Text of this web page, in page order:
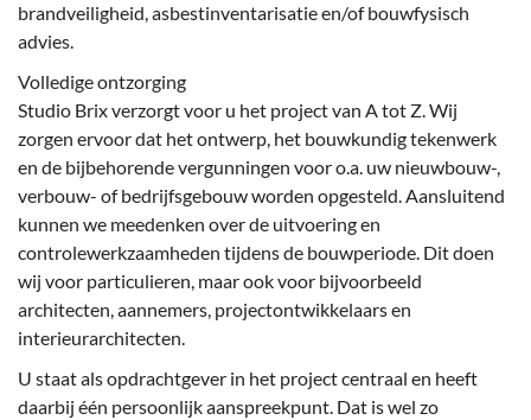
brandveiligheid, asbestinventarisatie en/of bouwfysisch
advies.
Volledige ontzorging
Studio Brix verzorgt voor u het project van A tot Z. Wij
zorgen ervoor dat het ontwerp, het bouwkundig tekenwerk
en de bijbehorende vergunningen voor o.a. uw nieuwbouw-,
verbouw- of bedrijfsgebouw worden opgesteld. Aansluitend
kunnen we meedenken over de uitvoering en
controlewerkzaamheden tijdens de bouwperiode. Dit doen
wij voor particulieren, maar ook voor bijvoorbeeld
architecten, aannemers, projectontwikkelaars en
interieurarchitecten.
U staat als opdrachtgever in het project centraal en heeft
daarbij één persoonlijk aanspreekpunt. Dat is wel zo